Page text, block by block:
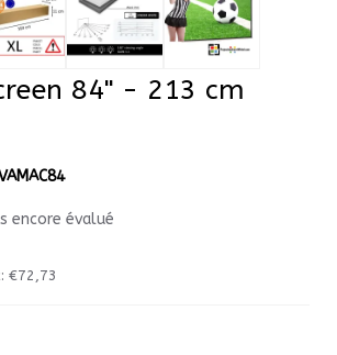
84" - 213 cm
encore évalué
€72,73